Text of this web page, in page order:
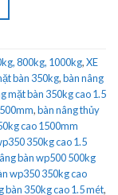
800kg, 1000kg,XE
bàn 350kg,bàn nâng
mặt bàn 350kg cao 1.5
,bàn nâng thủy
cao 1500mm
350kg cao 1.5
bàn wp500 500kg
wp350 350kg cao
bàn 350kg cao 1.5 mét,